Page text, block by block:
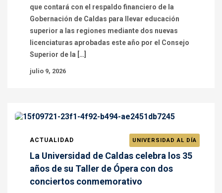
que contará con el respaldo financiero de la
Gobernación de Caldas para llevar educación
superior a las regiones mediante dos nuevas
licenciaturas aprobadas este año por el Consejo
Superior de la […]
julio 9, 2026
ACTUALIDAD UNIVERSIDAD AL DÍA
La Universidad de Caldas celebra los 35
años de su Taller de Ópera con dos
conciertos conmemorativo